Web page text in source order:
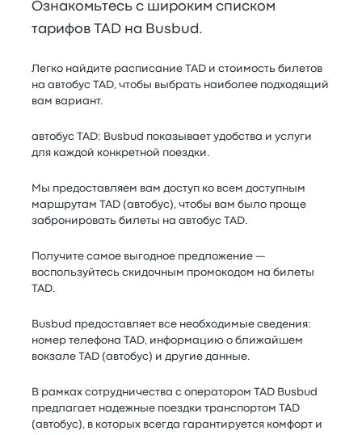
Ознакомьтесь с широким списком
тарифов TAD на Busbud.
Легко найдите расписание TAD и стоимость билетов
на автобус TAD, чтобы выбрать наиболее подходящий
вам вариант.
автобус TAD: Busbud показывает удобства и услуги
для каждой конкретной поездки.
Мы предоставляем вам доступ ко всем доступным
маршрутам TAD (автобус), чтобы вам было проще
забронировать билеты на автобус TAD.
Получите самое выгодное предложение —
воспользуйтесь скидочным промокодом на билеты
TAD.
Busbud предоставляет все необходимые сведения:
номер телефона TAD, информацию о ближайшем
вокзале TAD (автобус) и другие данные.
В рамках сотрудничества с оператором TAD Busbud
предлагает надежные поездки транспортом TAD
(автобус), в которых всегда гарантируется комфорт и